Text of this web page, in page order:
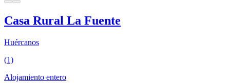
Casa Rural La Fuente
Huércanos
(1)
Alojamiento entero